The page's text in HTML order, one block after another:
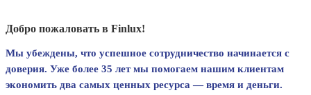
Добро пожаловать в Finlux!
Мы убеждены, что успешное сотрудничество начинается с
доверия. Уже более 35 лет мы помогаем нашим клиентам
экономить два самых ценных ресурса — время и деньги.